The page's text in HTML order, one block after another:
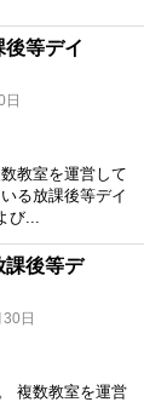
後等デイ
日
教室を運営して
る放課後等デイ
...
課後等デ
日
複数教室を運営